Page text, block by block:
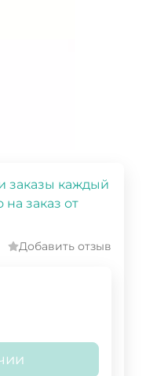
заказы каждый
заказ от
Добавить отзыв